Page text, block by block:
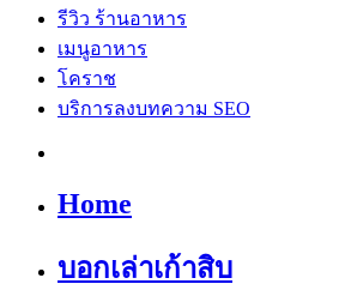
รีวิว ร้านอาหาร
เมนูอาหาร
โคราช
บริการลงบทความ SEO
Home
บอกเล่าเก้าสิบ